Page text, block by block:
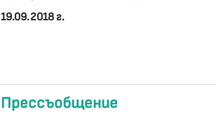
19.09.2018 г.
Прессъобщение